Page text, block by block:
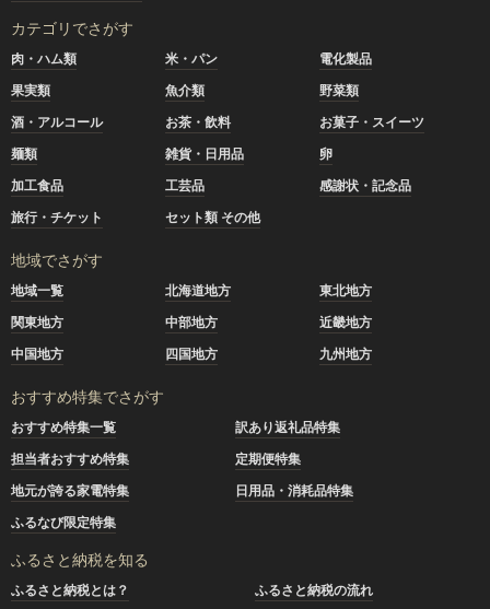
カテゴリでさがす
肉・ハム類 米・パン
電化製品
果実類
魚介類
野菜類
酒・アルコール
お茶・飲料
お菓子・スイーツ
麺類
雑貨・日用品
卵
加工食品
工芸品
感謝状・記念品
旅行・チケット
セット類 その他
地域でさがす
地域一覧 北海道地方
東北地方
関東地方
中部地方
近畿地方
中国地方
四国地方 九州地方
おすすめ特集でさがす
おすすめ特集一覧
訳あり返礼品特集
担当者おすすめ特集
定期便特集
地元が誇る家電特集
日用品・消耗品特集
ふるなび限定特集
ふるさと納税を知る
ふるさと納税とは？
ふるさと納税の流れ